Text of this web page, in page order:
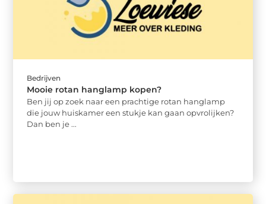
Bedrijven
Mooie rotan hanglamp kopen?
Ben jij op zoek naar een prachtige rotan hanglamp
die jouw huiskamer een stukje kan gaan opvrolijken?
Dan ben je ...